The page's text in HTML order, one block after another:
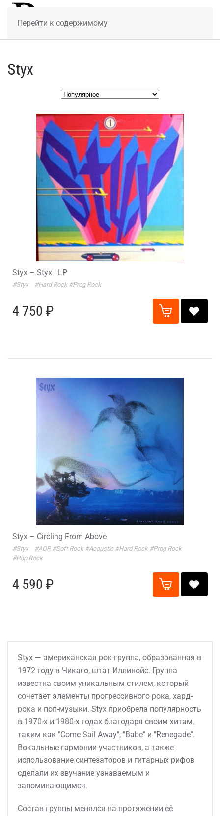
Перейти к содержимому
Styx
Styx – Styx I LP
#Styx #Hard Rock #Prog Rock
4 750 ₽
Styx – Circling From Above
#Styx #AOR #Soft Rock #Acoustic #Hard Rock #Prog Rock
#Pop Rock
4 590 ₽
Styx — американская рок-группа, образованная в
1972 году в Чикаго, штат Иллинойс. Группа
известна своим уникальным стилем, который
сочетает элементы прогрессивного рока, хард-
рока и поп-музыки. Styx приобрела популярность
в 1970-х и 1980-х годах благодаря своим хитам,
таким как "Come Sail Away", "Babe" и "Renegade".
Вокальные гармонии участников, а также
использование синтезаторов и гитарных рифов
сделали их звучание узнаваемым и
запоминающимся.
Состав группы менялся на протяжении её